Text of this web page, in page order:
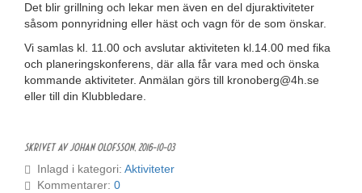
Det blir grillning och lekar men även en del djuraktiviteter
såsom ponnyridning eller häst och vagn för de som önskar.
Vi samlas kl. 11.00 och avslutar aktiviteten kl.14.00 med fika
och planeringskonferens, där alla får vara med och önska
kommande aktiviteter. Anmälan görs till kronoberg@4h.se
eller till din Klubbledare.
Skrivet av Johan Olofsson,2016-10-03
Inlagd i kategori: Aktiviteter
Kommentarer: 0